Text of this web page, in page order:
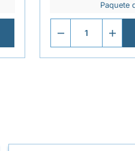
Paquete